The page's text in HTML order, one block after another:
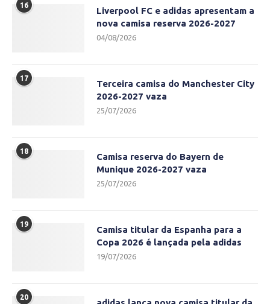
16
Liverpool FC e adidas apresentam a
nova camisa reserva 2026-2027
04/08/2026
17
Terceira camisa do Manchester City
2026-2027 vaza
25/07/2026
18
Camisa reserva do Bayern de
Munique 2026-2027 vaza
25/07/2026
19
Camisa titular da Espanha para a
Copa 2026 é lançada pela adidas
19/07/2026
20